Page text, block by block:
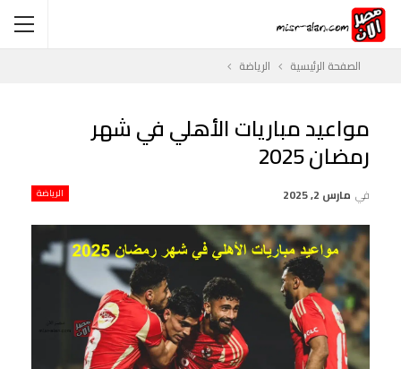
الصفحة الرئيسية الرياضة
مواعيد مباريات الأهلي في شهر
رمضان 2025
الرياضة في مارس 2, 2025